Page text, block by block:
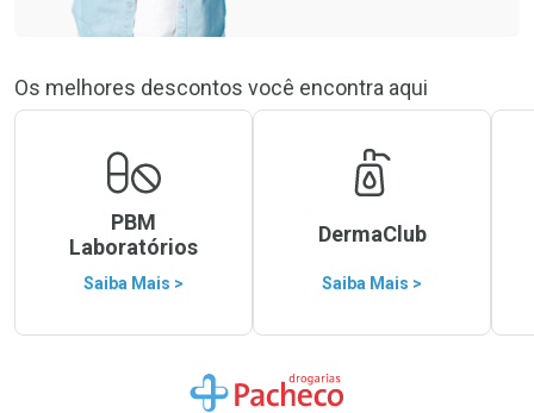
Os melhores descontos você encontra aqui
PBM
Laboratórios
Saiba Mais >
DermaClub
Saiba Mais >
Ir para a Home